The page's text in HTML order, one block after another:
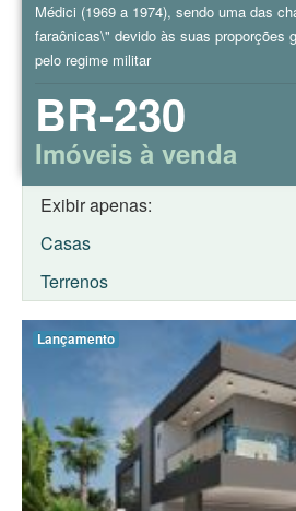
Médici (1969 a 1974), sendo uma das
faraônicas\" devido às suas proporções
pelo regime militar
BR-230
Imóveis à venda
Exibir apenas:
Casas
Terrenos
Lançamento